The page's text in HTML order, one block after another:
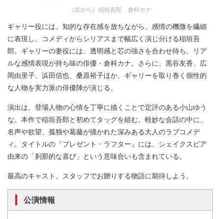
（左から）稲垣吾郎、倉科カナ
ギャリー役には、知的な存在感を放ちながら、感情の機微を繊細
に表現し、コメディからシリアスまで幅広く演じ分ける稲垣吾
郎。ギャリーの妻役には、透明感と芯の強さを合わせ待ち、リア
ルな感情表現が持ち味の俳優・倉科カナ。さらに、黒谷友香、広
岡由里子、浜田信也、桑原裕子ほか、ギャリーを取り巻く個性的
な人物を実力派の俳優陣が演じる。
演出は、登場人物の心情を丁寧に描くことで定評のある小山ゆう
な。本作で稲垣吾郎と初めてタッグを組む。軽妙な会話の中に、
名声や欲望、孤独や葛藤が描かれた深みある大人のラブコメデ
ィ。タイトルの『プレゼント・ラフター』には、シェイクスピア
由来の「刹那的な喜び」という意味合いも含まれている。
最高のキャスト、スタッフでお贈りする物語に期待しよう。
公演情報